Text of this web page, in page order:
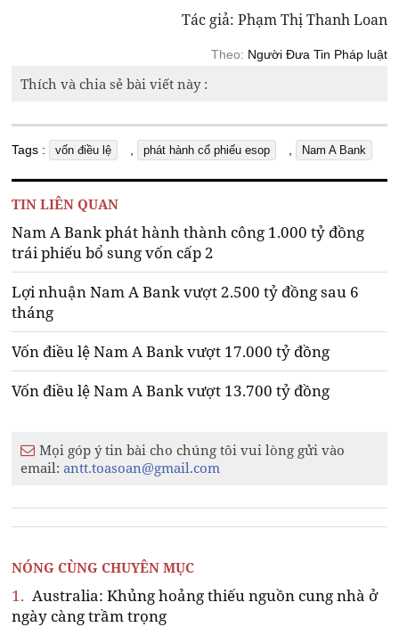
Tác giả: Phạm Thị Thanh Loan
Theo: Người Đưa Tin Pháp luật
Thích và chia sẻ bài viết này :
Tags : vốn điều lệ phát hành cổ phiếu esop Nam A Bank
TIN LIÊN QUAN
Nam A Bank phát hành thành công 1.000 tỷ đồng
trái phiếu bổ sung vốn cấp 2
Lợi nhuận Nam A Bank vượt 2.500 tỷ đồng sau 6
tháng
Vốn điều lệ Nam A Bank vượt 17.000 tỷ đồng
Vốn điều lệ Nam A Bank vượt 13.700 tỷ đồng
Mọi góp ý tin bài cho chúng tôi vui lòng gửi vào
email:antt.toasoan@gmail.com
NÓNG CÙNG CHUYÊN MỤC
1. Australia: Khủng hoảng thiếu nguồn cung nhà ở
ngày càng trầm trọng